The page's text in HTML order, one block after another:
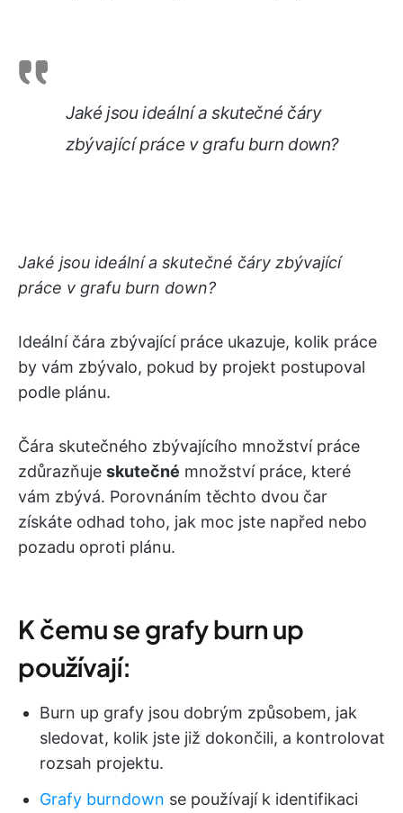
Jaké jsou ideální a skutečné čáry
zbývající práce v grafu burn down?
Jaké jsou ideální a skutečné čáry zbývající
práce v grafu burn down?
Ideální čára zbývající práce ukazuje, kolik práce
by vám zbývalo, pokud by projekt postupoval
podle plánu.
Čára skutečného zbývajícího množství práce
zdůrazňuje skutečné množství práce, které
vám zbývá. Porovnáním těchto dvou čar
získáte odhad toho, jak moc jste napřed nebo
pozadu oproti plánu.
K čemu se grafy burn up
používají:
Burn up grafy jsou dobrým způsobem, jak
sledovat, kolik jste již dokončili, a kontrolovat
rozsah projektu.
Grafy burndown se používají k identifikaci